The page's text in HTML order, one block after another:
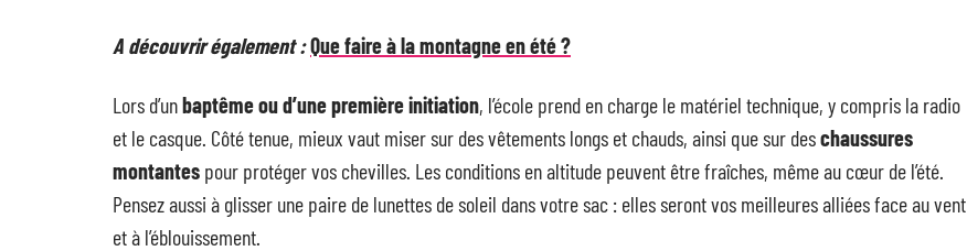
A découvrir également :Que faire à la montagne en été ?
Lors d’unbaptême ou d’une première initiation, l’école prend en charge le matériel technique, y compris la radio
et le casque. Côté tenue, mieux vaut miser sur des vêtements longs et chauds, ainsi que sur deschaussures
montantes pour protéger vos chevilles. Les conditions en altitude peuvent être fraîches, même au cœur de l’été.
Pensez aussi à glisser une paire de lunettes de soleil dans votre sac : elles seront vos meilleures alliées face au vent
et à l’éblouissement.